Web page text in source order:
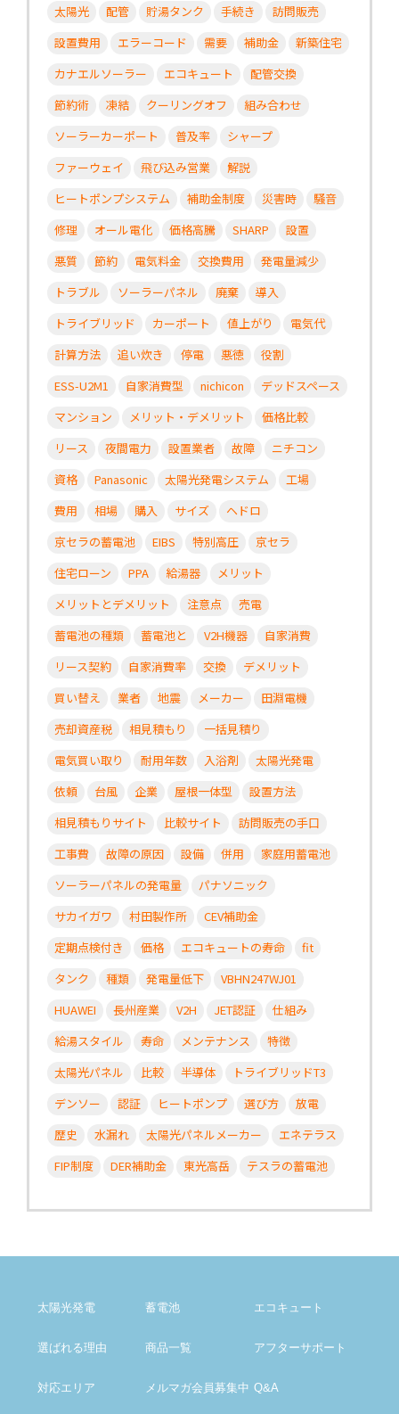
太陽光
配管 貯湯タンク 手続き
訪問販売
設置費用
エラーコード 需要 補助金
新築住宅
カナエルソーラー
エコキュート
配管交換
節約術
凍結 クーリングオフ
組み合わせ
ソーラーカーポート
普及率
シャープ
ファーウェイ
飛び込み営業
解説
ヒートポンプシステム
補助金制度 災害時
騒音
修理
オール電化 価格高騰 SHARP
設置
悪質
節約 電気料金 交換費用
発電量減少
トラブル
ソーラーパネル 廃棄
導入
トライブリッド
カーポート 値上がり
電気代
計算方法
追い炊き 停電 悪徳
役割
ESS-U2M1
自家消費型 nichicon
デッドスペース
マンション
メリット・デメリット
価格比較
リース
夜間電力 設置業者 故障
ニチコン
資格
Panasonic 太陽光発電システム
工場
費用
相場 購入 サイズ
ヘドロ
京セラの蓄電池
EIBS 特別高圧
京セラ
住宅ローン
PPA 給湯器
メリット
メリットとデメリット
注意点
売電
蓄電池の種類
蓄電池と V2H機器
自家消費
リース契約
自家消費率 交換
デメリット
買い替え
業者 地震 メーカー
田淵電機
売却資産税
相見積もり
一括見積り
電気買い取り
耐用年数 入浴剤
太陽光発電
依頼
台風 企業 屋根一体型
設置方法
相見積もりサイト
比較サイト
訪問販売の手口
工事費
故障の原因 設備 併用
家庭用蓄電池
ソーラーパネルの発電量
パナソニック
サカイガワ
村田製作所
CEV補助金
定期点検付き
価格 エコキュートの寿命
fit
タンク
種類 発電量低下
VBHN247WJ01
HUAWEI
長州産業 V2H JET認証
仕組み
給湯スタイル
寿命 メンテナンス
特徴
太陽光パネル
比較 半導体
トライブリッドT3
デンソー
認証 ヒートポンプ 選び方
放電
歴史
水漏れ 太陽光パネルメーカー
エネテラス
FIP制度
DER補助金 東光高岳 テスラの蓄電池
太陽光発電 蓄電池 エコキュート
選ばれる理由 商品一覧 アフターサポート
対応エリア メルマガ会員募集中 Q&A